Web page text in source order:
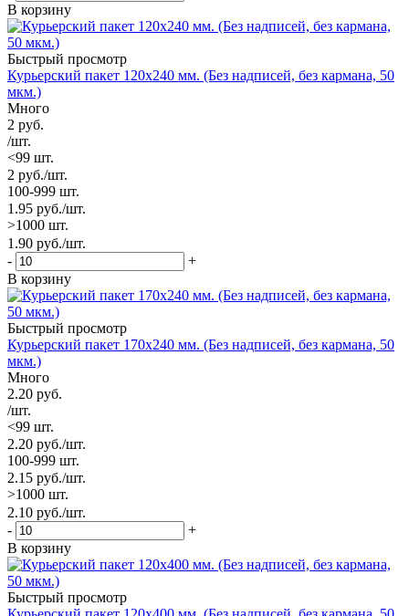
В корзину
Быстрый просмотр
Курьерский пакет 120х240 мм. (Без надписей, без кармана, 50
мкм.)
Много
2 руб.
/шт.
<99 шт.
2 руб./шт.
100-999 шт.
1.95 руб./шт.
>1000 шт.
1.90 руб./шт.
-
+
В корзину
Быстрый просмотр
Курьерский пакет 170х240 мм. (Без надписей, без кармана, 50
мкм.)
Много
2.20 руб.
/шт.
<99 шт.
2.20 руб./шт.
100-999 шт.
2.15 руб./шт.
>1000 шт.
2.10 руб./шт.
-
+
В корзину
Быстрый просмотр